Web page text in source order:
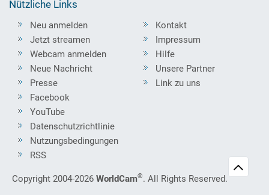
Nützliche Links
Neu anmelden
Jetzt streamen
Webcam anmelden
Neue Nachricht
Presse
Kontakt
Impressum
Hilfe
Unsere Partner
Link zu uns
Facebook
YouTube
Datenschutzrichtlinie
Nutzungsbedingungen
RSS
Copyright 2004-2026 WorldCam®. All Rights Reserved.